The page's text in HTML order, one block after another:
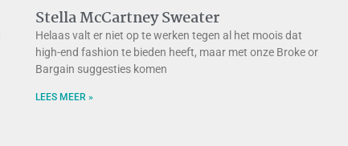
Stella McCartney Sweater
Helaas valt er niet op te werken tegen al het moois dat
high-end fashion te bieden heeft, maar met onze Broke or
Bargain suggesties komen
LEES MEER »